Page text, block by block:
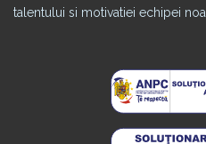
talentului si motivatiei echipei